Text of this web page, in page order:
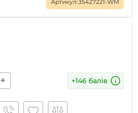
Пристрої для відлякування
Беруші
Маски для сну
Артикул:35427221-WM
+ +146 балів